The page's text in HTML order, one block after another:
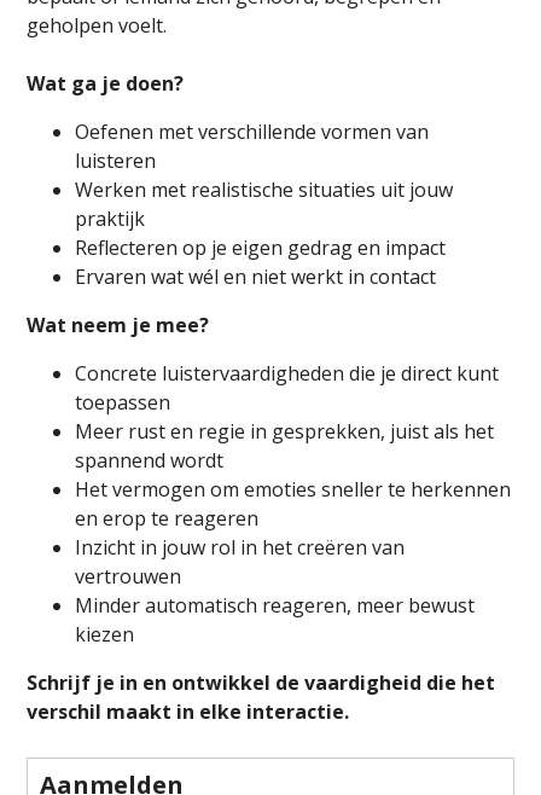
geholpen voelt.
Wat ga je doen?
Oefenen met verschillende vormen van
luisteren
Werken met realistische situaties uit jouw
praktijk
Reflecteren op je eigen gedrag en impact
Ervaren wat wél en niet werkt in contact
Wat neem je mee?
Concrete luistervaardigheden die je direct kunt
toepassen
Meer rust en regie in gesprekken, juist als het
spannend wordt
Het vermogen om emoties sneller te herkennen
en erop te reageren
Inzicht in jouw rol in het creëren van
vertrouwen
Minder automatisch reageren, meer bewust
kiezen
Schrijf je in en ontwikkel de vaardigheid die het
verschil maakt in elke interactie.
Aanmelden